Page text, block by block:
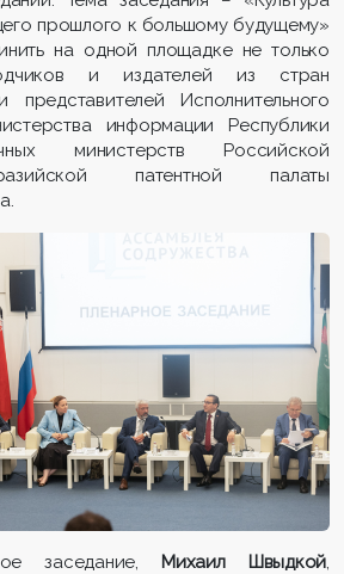
прошлого к большому будущему»
на одной площадке не только
и издателей из стран
Исполнительного
информации Республики
министерств Российской
патентной палаты
заседание, Михаил Швыдкой,